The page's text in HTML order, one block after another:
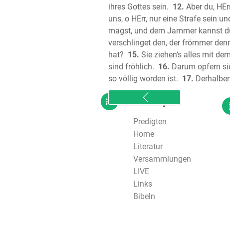
ihres Gottes sein. 12. Aber du,
uns, o HErr, nur eine Strafe sein
magst, und dem Jammer kannst
verschlinget den, der frömmer
hat? 15. Sie ziehen‘s alles mit
sind fröhlich. 16. Darum opfern
so völlig worden ist. 17.
sitemap
Predigten
Home
Literatur
Versammlungen
LIVE
Links
Bibeln